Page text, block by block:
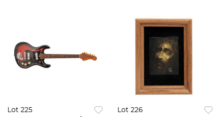
Lot 225 Lot 226